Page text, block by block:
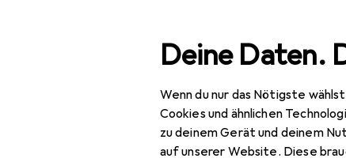
Deine Daten.
Wenn du nur das Nötigste
Cookies und ähnlichen
zu deinem Gerät und deinem
auf unserer Website. Diese
Navigation nach Kategorien
Gesamtsortiment IT + Multimedia